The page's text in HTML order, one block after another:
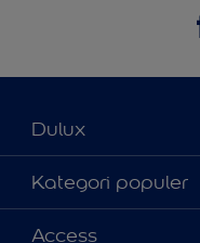
Dulux
Tentang Kami
Contact us
Kategori populer
Warna
Access